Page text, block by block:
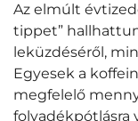
Az elmúlt
tippet”
leküzdéséről,
Egyesek a
megfelelő
folyadékpótlásra